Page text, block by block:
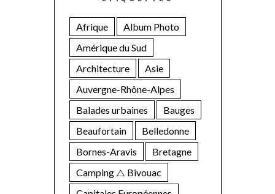
Afrique
Album Photo
Amérique du Sud
Architecture
Asie
Auvergne-Rhône-Alpes
Balades urbaines
Bauges
Beaufortain
Belledonne
Bornes-Aravis
Bretagne
Camping ⧍ Bivouac